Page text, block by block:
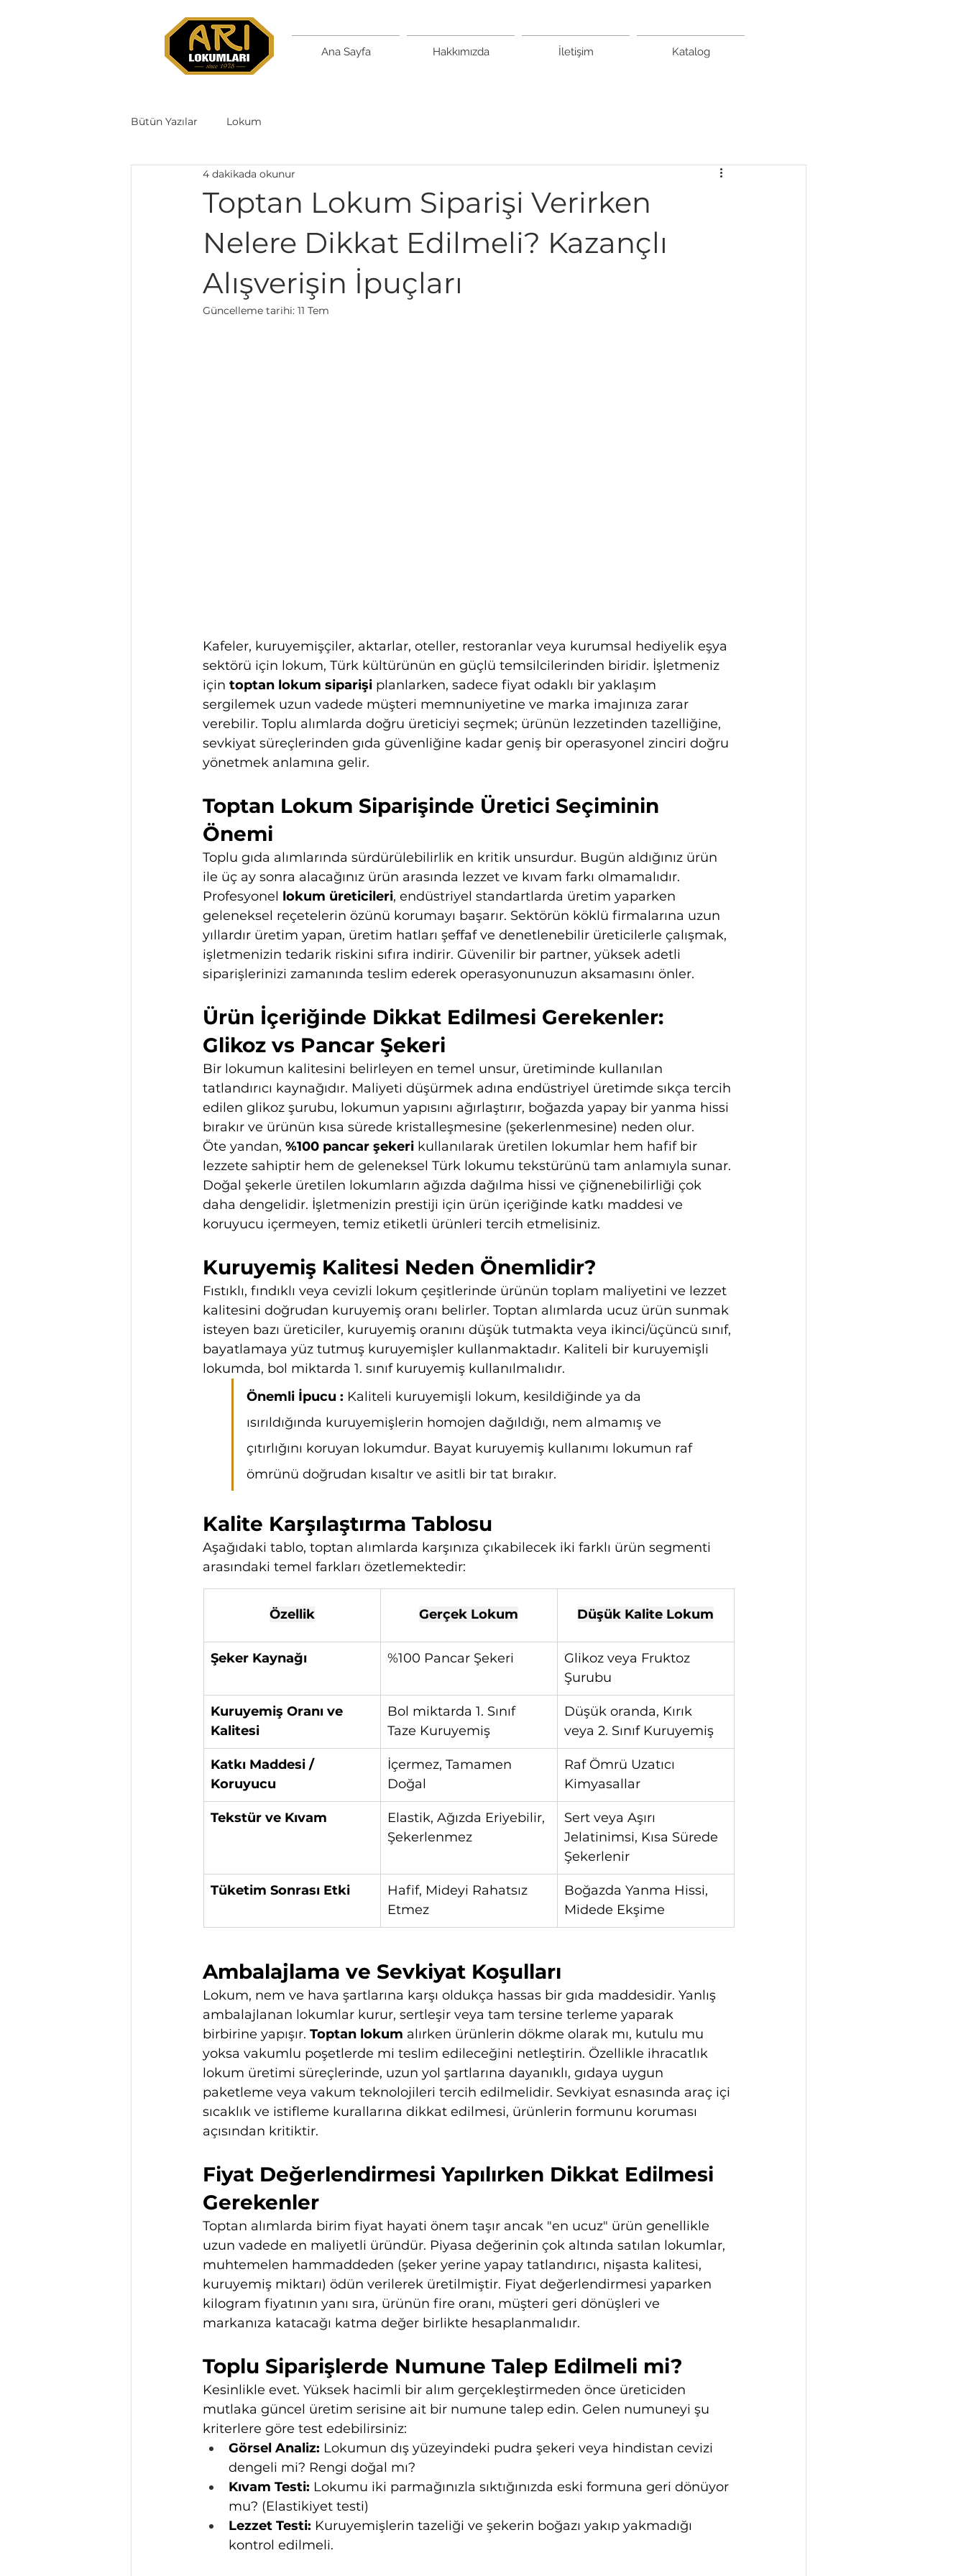
Ana Sayfa Hakkımızda İletişim Katalog
Bütün Yazılar Lokum
Toptan Lokum Siparişi Verirken
Nelere Dikkat Edilmeli? Kazançlı
Alışverişin İpuçları
4 dakikada okunur
Güncelleme tarihi: 11 Tem
Kafeler, kuruyemişçiler, aktarlar, oteller, restoranlar veya kurumsal hediyelik eşya
sektörü için lokum, Türk kültürünün en güçlü temsilcilerinden biridir. İşletmeniz
için toptan lokum siparişi planlarken, sadece fiyat odaklı bir yaklaşım
sergilemek uzun vadede müşteri memnuniyetine ve marka imajınıza zarar
verebilir. Toplu alımlarda doğru üreticiyi seçmek; ürünün lezzetinden tazelliğine,
sevkiyat süreçlerinden gıda güvenliğine kadar geniş bir operasyonel zinciri doğru
yönetmek anlamına gelir.
Toptan Lokum Siparişinde Üretici Seçiminin
Önemi
Toplu gıda alımlarında sürdürülebilirlik en kritik unsurdur. Bugün aldığınız ürün
ile üç ay sonra alacağınız ürün arasında lezzet ve kıvam farkı olmamalıdır.
Profesyonel lokum üreticileri, endüstriyel standartlarda üretim yaparken
geleneksel reçetelerin özünü korumayı başarır. Sektörün köklü firmalarına uzun
yıllardır üretim yapan, üretim hatları şeffaf ve denetlenebilir üreticilerle çalışmak,
işletmenizin tedarik riskini sıfıra indirir. Güvenilir bir partner, yüksek adetli
siparişlerinizi zamanında teslim ederek operasyonunuzun aksamasını önler.
Ürün İçeriğinde Dikkat Edilmesi Gerekenler:
Glikoz vs Pancar Şekeri
Bir lokumun kalitesini belirleyen en temel unsur, üretiminde kullanılan
tatlandırıcı kaynağıdır. Maliyeti düşürmek adına endüstriyel üretimde sıkça tercih
edilen glikoz şurubu, lokumun yapısını ağırlaştırır, boğazda yapay bir yanma hissi
bırakır ve ürünün kısa sürede kristalleşmesine (şekerlenmesine) neden olur.
Öte yandan, %100 pancar şekeri kullanılarak üretilen lokumlar hem hafif bir
lezzete sahiptir hem de geleneksel Türk lokumu tekstürünü tam anlamıyla sunar.
Doğal şekerle üretilen lokumların ağızda dağılma hissi ve çiğnenebilirliği çok
daha dengelidir. İşletmenizin prestiji için ürün içeriğinde katkı maddesi ve
koruyucu içermeyen, temiz etiketli ürünleri tercih etmelisiniz.
Kuruyemiş Kalitesi Neden Önemlidir?
Fıstıklı, fındıklı veya cevizli lokum çeşitlerinde ürünün toplam maliyetini ve lezzet
kalitesini doğrudan kuruyemiş oranı belirler. Toptan alımlarda ucuz ürün sunmak
isteyen bazı üreticiler, kuruyemiş oranını düşük tutmakta veya ikinci/üçüncü sınıf,
bayatlamaya yüz tutmuş kuruyemişler kullanmaktadır. Kaliteli bir kuruyemişli
lokumda, bol miktarda 1. sınıf kuruyemiş kullanılmalıdır.
Önemli İpucu : Kaliteli kuruyemişli lokum, kesildiğinde ya da
ısırıldığında kuruyemişlerin homojen dağıldığı, nem almamış ve
çıtırlığını koruyan lokumdur. Bayat kuruyemiş kullanımı lokumun raf
ömrünü doğrudan kısaltır ve asitli bir tat bırakır.
Kalite Karşılaştırma Tablosu
Aşağıdaki tablo, toptan alımlarda karşınıza çıkabilecek iki farklı ürün segmenti
arasındaki temel farkları özetlemektedir:
Özellik Gerçek Lokum Düşük Kalite Lokum
Şeker Kaynağı %100 Pancar Şekeri
Glikoz veya Fruktoz
Şurubu
Kuruyemiş Oranı ve
Kalitesi
Bol miktarda 1. Sınıf
Taze Kuruyemiş
Düşük oranda, Kırık
veya 2. Sınıf Kuruyemiş
Katkı Maddesi /
Koruyucu
İçermez, Tamamen
Doğal
Raf Ömrü Uzatıcı
Kimyasallar
Tekstür ve Kıvam
Elastik, Ağızda Eriyebilir,
Şekerlenmez
Sert veya Aşırı
Jelatinimsi, Kısa Sürede
Şekerlenir
Tüketim Sonrası Etki
Hafif, Mideyi Rahatsız
Etmez
Boğazda Yanma Hissi,
Midede Ekşime
Ambalajlama ve Sevkiyat Koşulları
Lokum, nem ve hava şartlarına karşı oldukça hassas bir gıda maddesidir. Yanlış
ambalajlanan lokumlar kurur, sertleşir veya tam tersine terleme yaparak
birbirine yapışır. Toptan lokum alırken ürünlerin dökme olarak mı, kutulu mu
yoksa vakumlu poşetlerde mi teslim edileceğini netleştirin. Özellikle ihracatlık
lokum üretimi süreçlerinde, uzun yol şartlarına dayanıklı, gıdaya uygun
paketleme veya vakum teknolojileri tercih edilmelidir. Sevkiyat esnasında araç içi
sıcaklık ve istifleme kurallarına dikkat edilmesi, ürünlerin formunu koruması
açısından kritiktir.
Fiyat Değerlendirmesi Yapılırken Dikkat Edilmesi
Gerekenler
Toptan alımlarda birim fiyat hayati önem taşır ancak "en ucuz" ürün genellikle
uzun vadede en maliyetli üründür. Piyasa değerinin çok altında satılan lokumlar,
muhtemelen hammaddeden (şeker yerine yapay tatlandırıcı, nişasta kalitesi,
kuruyemiş miktarı) ödün verilerek üretilmiştir. Fiyat değerlendirmesi yaparken
kilogram fiyatının yanı sıra, ürünün fire oranı, müşteri geri dönüşleri ve
markanıza katacağı katma değer birlikte hesaplanmalıdır.
Toplu Siparişlerde Numune Talep Edilmeli mi?
Kesinlikle evet. Yüksek hacimli bir alım gerçekleştirmeden önce üreticiden
mutlaka güncel üretim serisine ait bir numune talep edin. Gelen numuneyi şu
kriterlere göre test edebilirsiniz:
Görsel Analiz: Lokumun dış yüzeyindeki pudra şekeri veya hindistan cevizi
dengeli mi? Rengi doğal mı?
Kıvam Testi: Lokumu iki parmağınızla sıktığınızda eski formuna geri dönüyor
mu? (Elastikiyet testi)
Lezzet Testi: Kuruyemişlerin tazeliği ve şekerin boğazı yakıp yakmadığı
kontrol edilmeli.